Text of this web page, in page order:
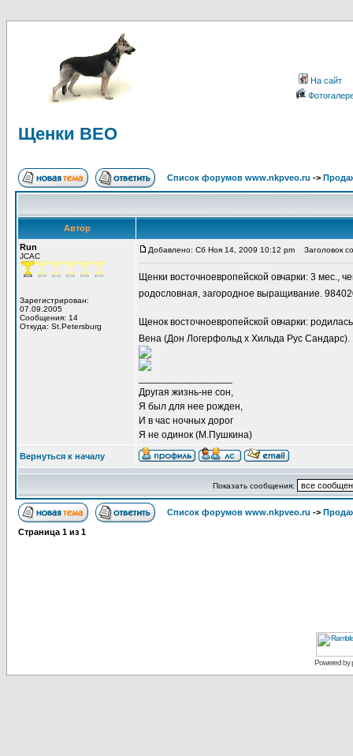
На сайт
Щенки ВЕО
Список форумов www.nkpveo.ru ->
Автор
Run
JCAC
Зарегистрирован:
07.09.2005
Сообщения: 14
Откуда: St.Petersburg
Добавлено: Сб Ноя 14, 2009 10:12 pm Заголовок
Щенки восточноевропейской овчарки: 3 мес.,
родословная, загородное выращивание.
Щенок восточноевропейской овчарки:
Вена (Дон Логерфольд х Хильда Рус
Другая жизнь-не сон,
Я был для нее рожден,
И в час ночных дорог
Я не одинок (М.Пушкина)
Вернуться к началу
Показать сообщения:
Список форумов www.nkpveo.ru ->
Страница 1 из 1
Powered by